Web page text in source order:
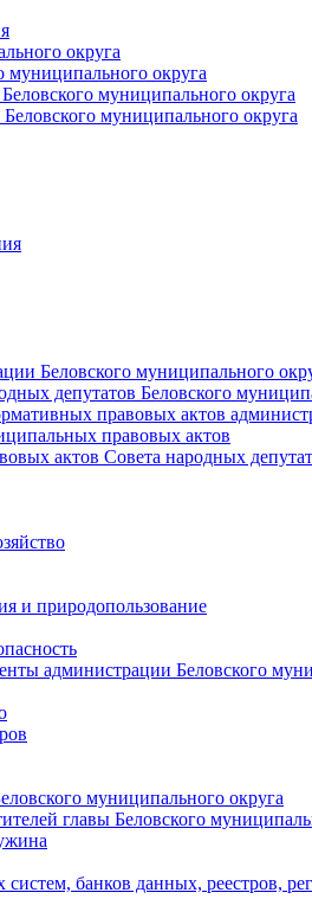
округа
муниципального округа
муниципального округа
муниципального округа
Беловского муниципального
депутатов Беловского
правовых актов
правовых актов
актов Совета народных
и природопользование
администрации Беловского
муниципального округа
главы Беловского
банков данных, реестров,